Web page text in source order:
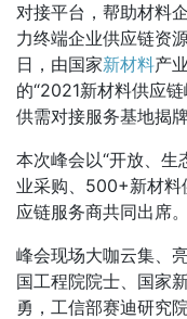
对接平台，帮助材料
力终端企业供应链资
日，由国家新材料产
的“2021新材料供应
供需对接服务基地揭
本次峰会以“开放、生
业采购、500+新材
应链服务商共同出席。
峰会现场大咖云集、
国工程院院士、国家
勇，工信部赛迪研究